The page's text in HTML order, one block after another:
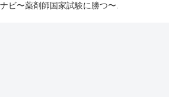
ビ〜薬剤師国家試験に勝つ〜.